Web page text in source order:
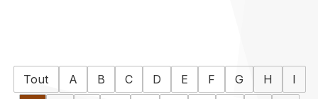
Tout A B C D E F G H
I